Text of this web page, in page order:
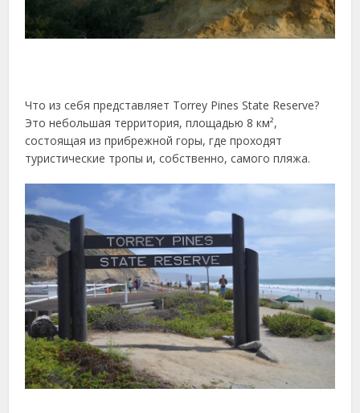
Что из себя представляет Torrey Pines State Reserve?
Это небольшая территория, площадью 8 км²,
состоящая из прибрежной горы, где проходят
туристические тропы и, собственно, самого пляжа.